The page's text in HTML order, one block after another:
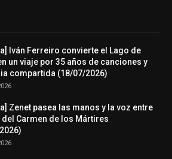
Iván Ferreiro convierte el Lago de
un viaje por 35 años de canciones y
compartida (18/07/2026)
Zenet pasea las manos y la voz entre
del Carmen de los Mártires